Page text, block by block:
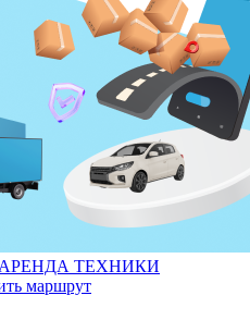
АРЕНДА ТЕХНИКИ
маршрут